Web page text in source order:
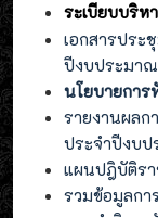
ระเบียบบริ
เอกสารประ
ปีงบประมา
นโยบายกา
รายงานผลก
ประจำปีงบ
แผนปฎิบัติร
รวมข้อมูลก